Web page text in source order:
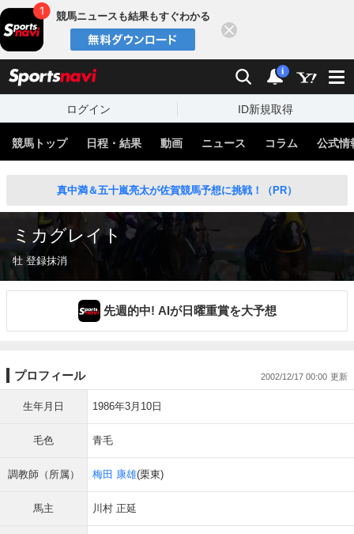
競馬ニュースも結果もすぐわかる
検索 通知
i
ログイン ID新規取得
競馬トップ 日程・結果 動画 ニュース コラム 公式情
真中満＆五十嵐亮太が佐賀競馬予想に挑戦！（PR）
ミカグレイト
牡 登録抹消
先週的中! AIが日曜重賞を大予想
プロフィール 2002/12/17 00:00
生年月日 1986年3月10日
毛色 青毛
調教師（所属） 梅田 康雄(栗東)
馬主 川村 正延